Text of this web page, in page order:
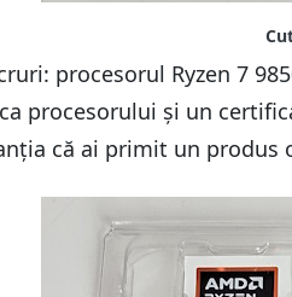
procesorul Ryzen 7
procesorului și un
că ai primit un produs